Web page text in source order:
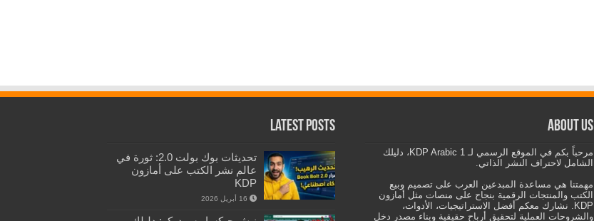
About us
مرحباً بكم في الموقع الرسمي لـ KDP Arabic 1، دليلك
الشامل لاحتراف النشر الذاتي.
مهمتنا هي مساعدة المبدعين العرب على تصميم وبيع
الكتب والمنتجات الرقمية بنجاح على منصات مثل أمازون
KDP. نشارك معكم أفضل الاستراتيجيات، الأدوات،
والشروحات العملية لتحقيق أرباح حقيقية وبناء مصدر دخل
Latest Posts
تحديثات بوك بولت 2.0: ثورة في
عالم نشر الكتب على أمازون
KDP
16 أبريل 2026